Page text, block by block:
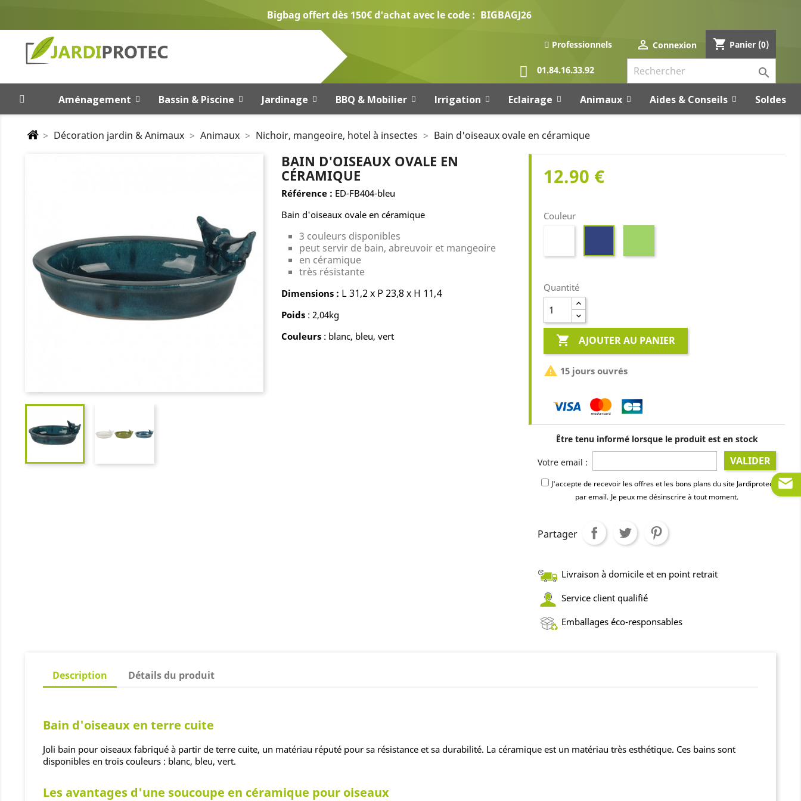
Bigbag offert dès 150€ d'achat avec le code : BIGBAGJ26
Professionnels  Connexion shopping_cart Panier (0)
01.84.16.33.92 
Aménagement Bassin & Piscine Jardinage BBQ & Mobilier Irrigation Eclairage Animaux Aides & Conseils Soldes
Décoration jardin & Animaux Animaux Nichoir, mangeoire, hotel à insectes Bain d'oiseaux ovale en céramique
BAIN D'OISEAUX OVALE EN
CÉRAMIQUE
Référence : ED-FB404-bleu
Bain d'oiseaux ovale en céramique
3 couleurs disponibles
peut servir de bain, abreuvoir et mangeoire
en céramique
très résistante
Dimensions : L 31,2 x P 23,8 x H 11,4
Poids: 2,04kg
Couleurs: blanc, bleu, vert
12.90 €
Couleur
Quantité
 AJOUTER AU PANIER
 15 jours ouvrés
Être tenu informé lorsque le produit est en stock
Votre email : VALIDER
J'accepte de recevoir les offres et les bons plans du site Jardiprotec
par email. Je peux me désinscrire à tout moment.
Partager
Livraison à domicile et en point retrait
Service client qualifié
Emballages éco-responsables
Description Détails du produit
Bain d'oiseaux en terre cuite
Joli bain pour oiseaux fabriqué à partir de terre cuite, un matériau réputé pour sa résistance et sa durabilité. La céramique est un matériau très esthétique. Ces bains sont
disponibles en trois couleurs : blanc, bleu, vert.
Les avantages d'une soucoupe en céramique pour oiseaux